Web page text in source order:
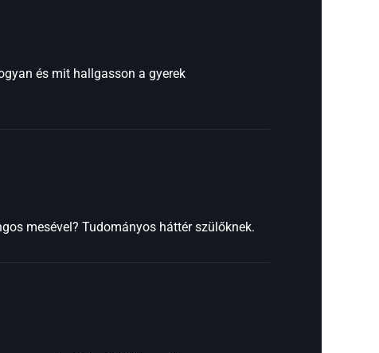
és mit hallgasson a gyerek
mesével? Tudományos háttér szülőknek.